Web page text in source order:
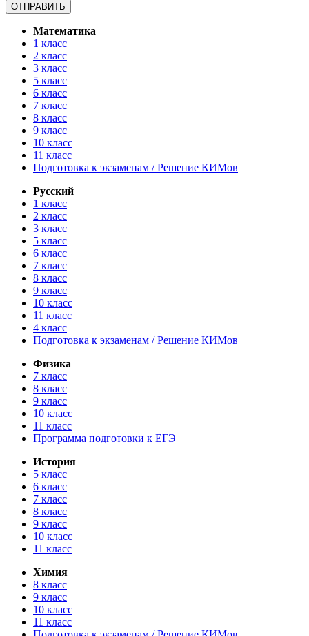
Математика
1 класс
2 класс
3 класс
5 класс
6 класс
7 класс
8 класс
9 класс
10 класс
11 класс
Подготовка к экзаменам / Решение КИМов
Русский
1 класс
2 класс
3 класс
5 класс
6 класс
7 класс
8 класс
9 класс
10 класс
11 класс
4 класс
Подготовка к экзаменам / Решение КИМов
Физика
7 класс
8 класс
9 класс
10 класс
11 класс
Программа подготовки к ЕГЭ
История
5 класс
6 класс
7 класс
8 класс
9 класс
10 класс
11 класс
Химия
8 класс
9 класс
10 класс
11 класс